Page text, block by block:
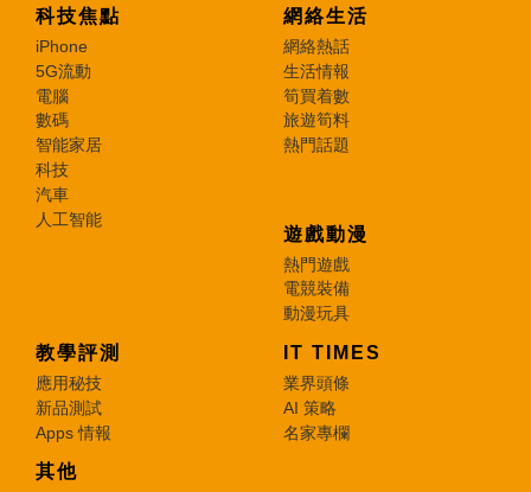
科技焦點
iPhone
5G流動
電腦
數碼
智能家居
科技
汽車
人工智能
網絡生活
網絡熱話
生活情報
筍買着數
旅遊筍料
熱門話題
遊戲動漫
熱門遊戲
電競裝備
動漫玩具
教學評測
應用秘技
新品測試
Apps 情報
IT TIMES
業界頭條
AI 策略
名家專欄
其他